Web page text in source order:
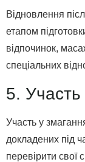
Відновлення
етапом
відпочинок,
спеціальних
5. Участь
Участь у
докладених під
перевірити свої